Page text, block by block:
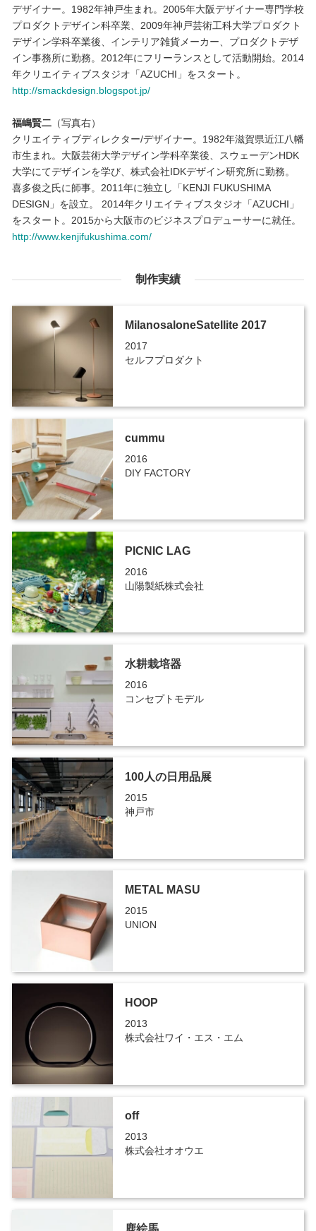
デザイナー。1982年神戸生まれ。2005年大阪デザイナー専門学校
プロダクトデザイン科卒業、2009年神戸芸術工科大学プロダクト
デザイン学科卒業後、インテリア雑貨メーカー、プロダクトデザ
イン事務所に勤務。2012年にフリーランスとして活動開始。2014
年クリエイティブスタジオ「AZUCHI」をスタート。
http://smackdesign.blogspot.jp/
福嶋賢二（写真右）
クリエイティブディレクター/デザイナー。1982年滋賀県近江八幡
市生まれ。大阪芸術大学デザイン学科卒業後、スウェーデンHDK
大学にてデザインを学び、株式会社IDKデザイン研究所に勤務。
喜多俊之氏に師事。2011年に独立し「KENJI FUKUSHIMA
DESIGN」を設立。 2014年クリエイティブスタジオ「AZUCHI」
をスタート。2015から大阪市のビジネスプロデューサーに就任。
http://www.kenjifukushima.com/
制作実績
MilanosaloneSatellite 2017
2017
セルフプロダクト
cummu
2016
DIY FACTORY
PICNIC LAG
2016
山陽製紙株式会社
水耕栽培器
2016
コンセプトモデル
100人の日用品展
2015
神戸市
METAL MASU
2015
UNION
HOOP
2013
株式会社ワイ・エス・エム
off
2013
株式会社オオウエ